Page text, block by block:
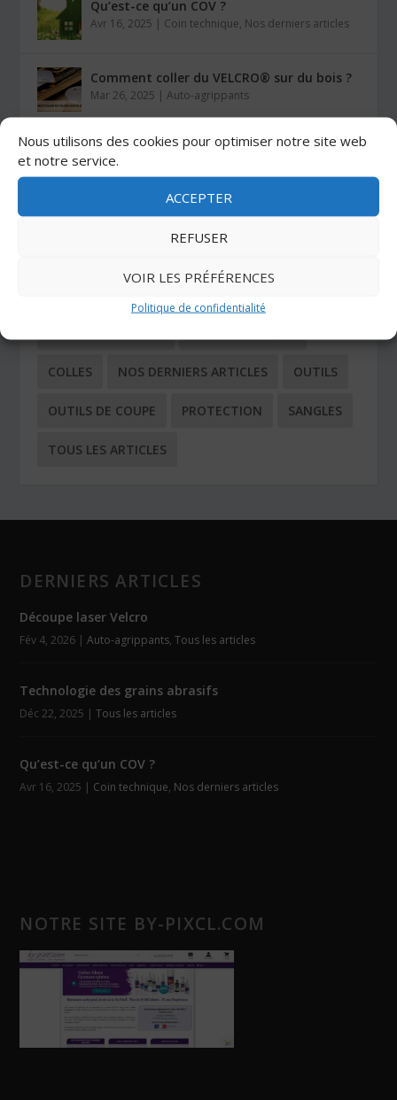
Nous utilisons des cookies pour optimiser notre site web
et notre service.
ACCEPTER
REFUSER
VOIR LES PRÉFÉRENCES
Politique de confidentialité
Qu’est-ce qu’un COV ?
Avr 16, 2025 | Coin technique, Nos derniers articles
Comment coller du VELCRO® sur du bois ?
Mar 26, 2025 |Auto-agrippants
Les colles Stratogrip X15 et X25
Jan 27, 2025
COLLES NOS DERNIERS ARTICLES OUTILS
OUTILS DE COUPE PROTECTION SANGLES
TOUS LES ARTICLES
DERNIERS ARTICLES
Découpe laser Velcro
Fév 4, 2026 |Auto-agrippants,Tous les articles
Technologie des grains abrasifs
Déc 22, 2025 |Tous les articles
Qu’est-ce qu’un COV ?
Avr 16, 2025 | Coin technique, Nos derniers articles
NOTRE SITE BY-PIXCL.COM